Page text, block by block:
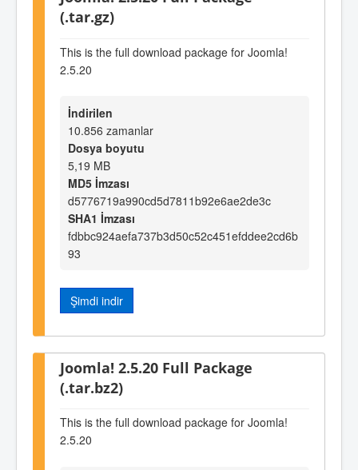
(.tar.gz)
This is the full download package for Joomla!
2.5.20
İndirilen
10.856 zamanlar
Dosya boyutu
5,19 MB
MD5 İmzası
d5776719a990cd5d7811b92e6ae2de3c
SHA1 İmzası
fdbbc924aefa737b3d50c52c451efddee2cd6b
93
Şimdi indir
Joomla! 2.5.20 Full Package
(.tar.bz2)
This is the full download package for Joomla!
2.5.20